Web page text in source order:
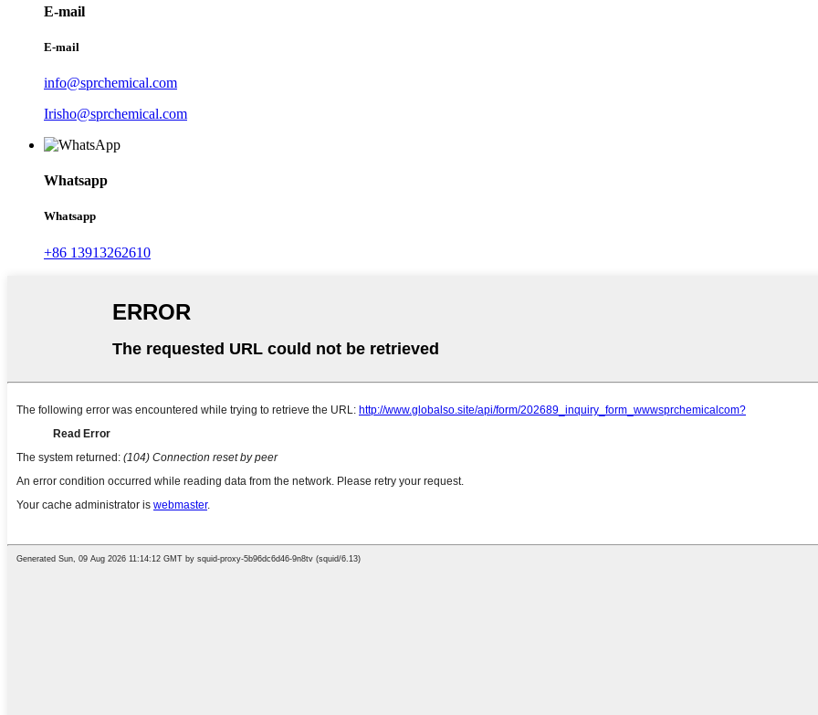
E-mail
E-mail
info@sprchemical.com
Irisho@sprchemical.com
Whatsapp
Whatsapp
+86 13913262610